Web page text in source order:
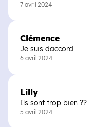
7 avril 2024
Clémence
Je suis daccord
6 avril 2024
Lilly
Ils sont trop bien ??
5 avril 2024